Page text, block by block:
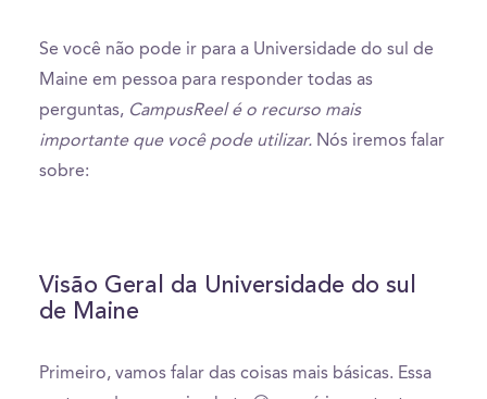
Se você não pode ir para a Universidade do sul de
Maine em pessoa para responder todas as
perguntas, CampusReel é o recurso mais
importante que você pode utilizar. Nós iremos falar
sobre:
Visão Geral da Universidade do sul
de Maine
Primeiro, vamos falar das coisas mais básicas. Essa